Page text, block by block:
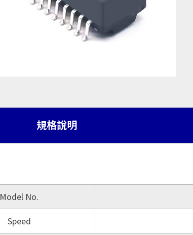
規格說明
Model No.
Speed